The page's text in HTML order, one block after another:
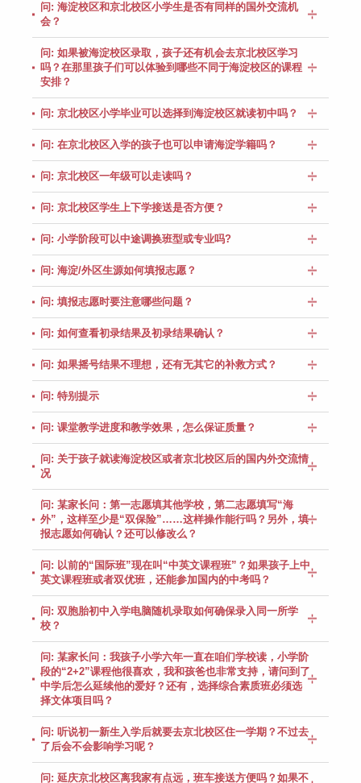
问: 海淀校区和京北校区小学生是否有同样的国外交流机
会？
问: 如果被海淀校区录取，孩子还有机会去京北校区学习
吗？在那里孩子们可以体验到哪些不同于海淀校区的课程
安排？
问: 京北校区小学毕业可以选择到海淀校区就读初中吗？
问: 在京北校区入学的孩子也可以申请海淀学籍吗？
问: 京北校区一年级可以走读吗？
问: 京北校区学生上下学接送是否方便？
问: 小学阶段可以中途调换班型或专业吗?
问: 海淀/外区生源如何填报志愿？
问: 填报志愿时要注意哪些问题？
问: 如何查看初录结果及初录结果确认？
问: 如果摇号结果不理想，还有无其它的补救方式？
问: 特别提示
问: 课堂教学进度和教学效果，怎么保证质量？
问: 关于孩子就读海淀校区或者京北校区后的国内外交流情
况
问: 某家长问：第一志愿填其他学校，第二志愿填写“海
外”，这样至少是“双保险”……这样操作能行吗？另外，填
报志愿如何确认？还可以修改么？
问: 以前的“国际班”现在叫“中英文课程班”？如果孩子上中
英文课程班或者双优班，还能参加国内的中考吗？
问: 双胞胎初中入学电脑随机录取如何确保录入同一所学
校？
问: 某家长问：我孩子小学六年一直在咱们学校读，小学阶
段的“2+2”课程他很喜欢，我和孩爸也非常支持，请问到了
中学后怎么延续他的爱好？还有，选择综合素质班必须选
择文体项目吗？
问: 听说初一新生入学后就要去京北校区住一学期？不过去
了后会不会影响学习呢？
问: 延庆京北校区离我家有点远，班车接送方便吗？如果不